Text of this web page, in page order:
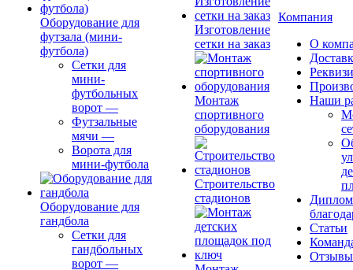
Оборудование для
футзала (мини-
футбола)
Сетки для
мини-
футбольных
ворот —
Футзальные
мячи —
Ворота для
мини-футбола
Оборудование для
гандбола
Сетки для
гандбольных
ворот —
Изготовление
сетки на заказ
Монтаж
спортивного
оборудования
Строительство
стадионов
Компания
О
Наши
Статьи
Отзывы